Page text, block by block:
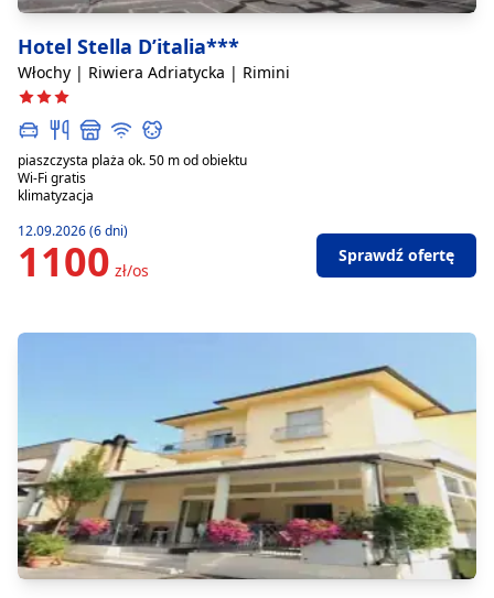
Hotel Stella D’italia***
Włochy | Riwiera Adriatycka | Rimini
piaszczysta plaża ok. 50 m od obiektu
Wi-Fi gratis
klimatyzacja
12.09.2026 (6 dni)
1100 zł/os
Sprawdź ofertę